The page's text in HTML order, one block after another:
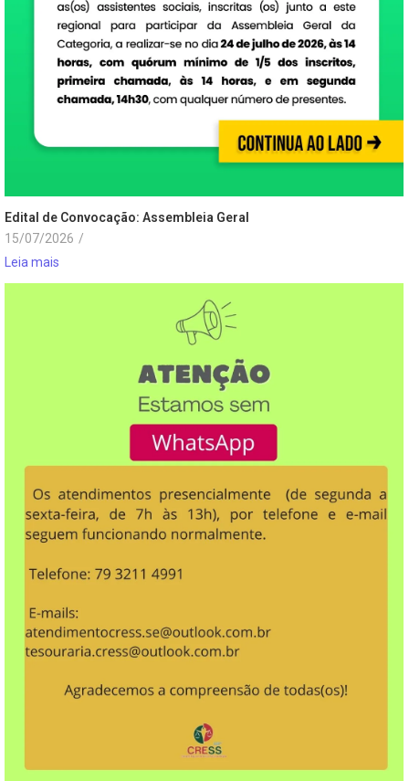
Edital de Convocação: Assembleia Geral
15/07/2026 /
Leia mais